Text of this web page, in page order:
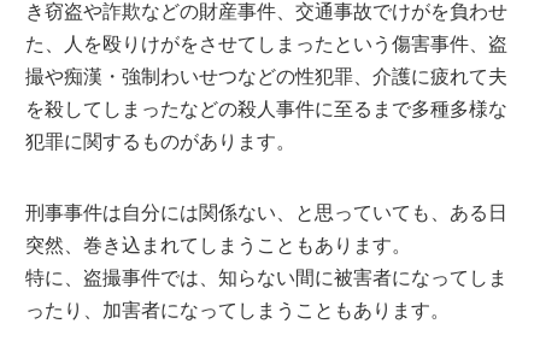
き窃盗や詐欺などの財産事件、交通事故でけがを負わせ
た、人を殴りけがをさせてしまったという傷害事件、盗
撮や痴漢・強制わいせつなどの性犯罪、介護に疲れて夫
を殺してしまったなどの殺人事件に至るまで多種多様な
犯罪に関するものがあります。
刑事事件は自分には関係ない、と思っていても、ある日
突然、巻き込まれてしまうこともあります。
特に、盗撮事件では、知らない間に被害者になってしま
ったり、加害者になってしまうこともあります。